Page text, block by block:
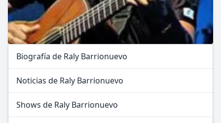
Biografía de Raly Barrionuevo
Noticias de Raly Barrionuevo
Shows de Raly Barrionuevo